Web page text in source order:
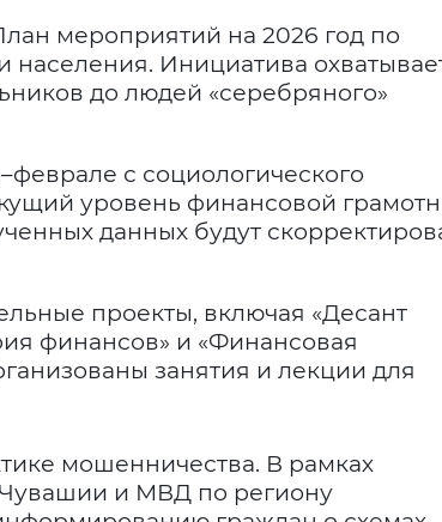
мероприятий на 2026 год по
Инициатива
до людей «серебряного»
с социологического
уровень финансовой
данных будут
проекты, включая «Десант
финансов» и «Финансовая
занятия и лекции для
мошенничества. В рамках
и МВД по региону